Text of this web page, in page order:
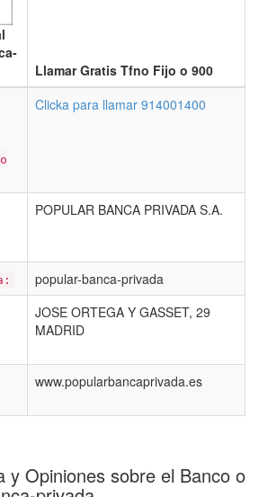
Llamar Gratis Tfno Fijo o 900
Clicka para llamar 914001400
POPULAR BANCA PRIVADA S.A.
popular-banca-privada
JOSE ORTEGA Y GASSET, 29
MADRID
www.popularbancaprivada.es
y Opiniones sobre el Banco o